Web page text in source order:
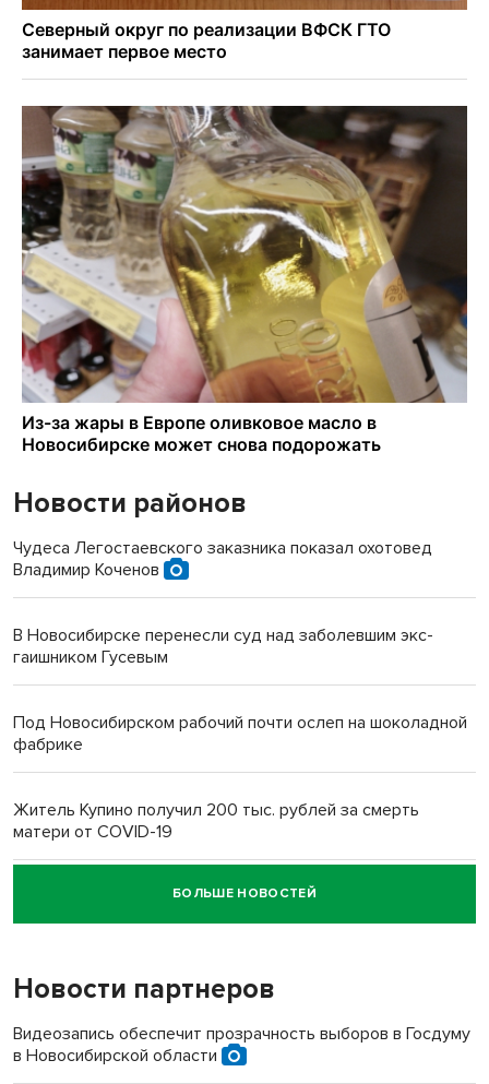
Новости районов
Чудеса Легостаевского заказника показал охотовед
Владимир Коченов
В Новосибирске перенесли суд над заболевшим экс-
гаишником Гусевым
Под Новосибирском рабочий почти ослеп на шоколадной
фабрике
Житель Купино получил 200 тыс. рублей за смерть
матери от COVID-19
Новосибирский суд наказал водителя за смерть
пенсионерки на вокзале
«Мы живём на пастбище!»: в новосибирском селе лошади
терроризируют жителей
Инвалид получил условный срок за избиение врачей
БОЛЬШЕ НОВОСТЕЙ
Новости партнеров
Видеозапись обеспечит прозрачность выборов в Госдуму
в Новосибирской области